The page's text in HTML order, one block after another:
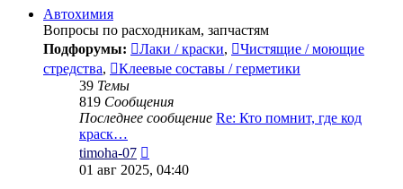
Автохимия
Вопросы по расходникам, запчастям
Подфорумы:
Лаки / краски,
Чистящие / моющие
стредства,
Клеевые составы / герметики
39 Темы
819 Сообщения
Последнее сообщение Re: Кто помнит, где код
краск…
timoha-07
01 авг 2025, 04:40